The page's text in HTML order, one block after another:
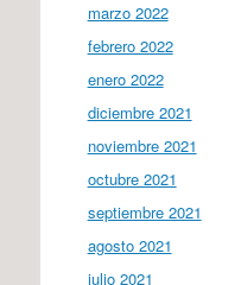
marzo 2022
febrero 2022
enero 2022
diciembre 2021
noviembre 2021
octubre 2021
septiembre 2021
agosto 2021
julio 2021